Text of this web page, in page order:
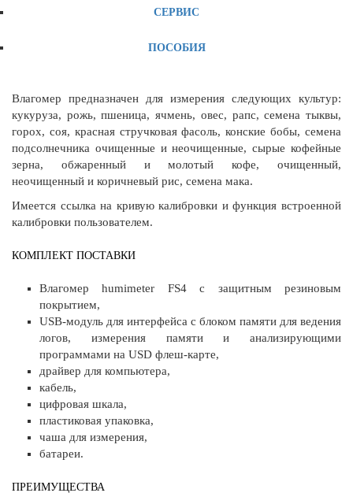
СЕРВИС
ПОСОБИЯ
Влагомер предназначен для измерения следующих культур:
кукуруза, рожь, пшеница, ячмень, овес, рапс, семена тыквы,
горох, соя, красная стручковая фасоль, конские бобы, семена
подсолнечника очищенные и неочищенные, сырые кофейные
зерна, обжаренный и молотый кофе, очищенный,
неочищенный и коричневый рис, семена мака.
Имеется ссылка на кривую калибровки и функция встроенной
калибровки пользователем.
КОМПЛЕКТ ПОСТАВКИ
Влагомер humimeter FS4 с защитным резиновым
покрытием,
USB-модуль для интерфейса с блоком памяти для ведения
логов, измерения памяти и анализирующими
программами на USD флеш-карте,
драйвер для компьютера,
кабель,
цифровая шкала,
пластиковая упаковка,
чаша для измерения,
батареи.
ПРЕИМУЩЕСТВА